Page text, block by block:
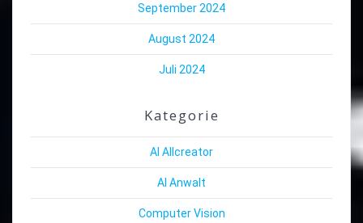
September 2024
August 2024
Juli 2024
Kategorie
AI Allcreator
AI Anwalt
Computer Vision